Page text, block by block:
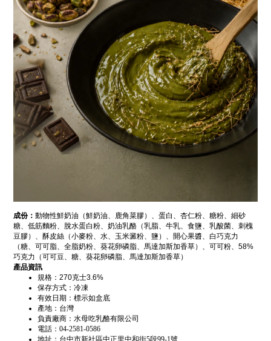
成份： 動物性鮮奶油（鮮奶油、鹿角菜膠）、蛋白、杏仁粉、糖粉、細砂
糖、低筋麵粉、脫水蛋白粉、奶油乳酪（乳脂、牛乳、食鹽、乳酸菌、刺槐
豆膠）、酥皮絲（小麥粉、水、玉米澱粉、鹽）、開心果醬、白巧克力
（糖、可可脂、全脂奶粉、葵花卵磷脂、馬達加斯加香草）、可可粉、 58%
巧克力（可可豆、糖、葵花卵磷脂、馬達加斯加香草）
產品資訊
規格： 270克士3.6%
保存方式：冷凍
有效日期：標示如盒底
產地：台灣
負責廠商：水母吃乳酪有限公司
電話： 04-2581-0586
地址：台中市新社區中正里中和街5段99-1號